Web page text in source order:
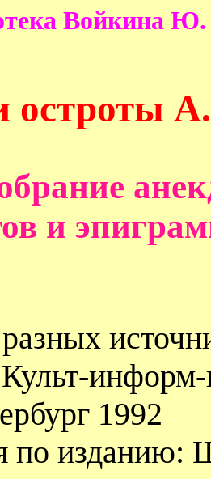
Войкина
остроты
и
информ-
1992
по